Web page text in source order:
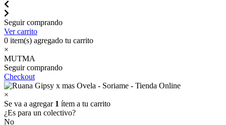
Seguir comprando
Ver carrito
0 item(s) agregado tu carrito
×
MUTMA
Seguir comprando
Checkout
×
Se va a agregar 1 ítem a tu carrito
¿Es para un colectivo?
No